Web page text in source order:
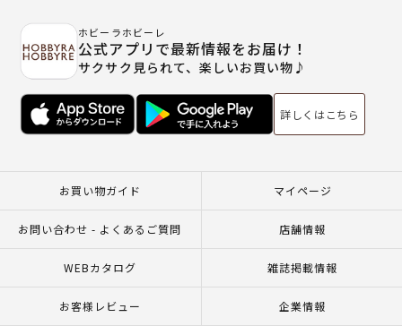
ホビーラホビーレ
公式アプリで最新情報をお届け！
サクサク見られて、楽しいお買い物♪
詳しくはこちら
お買い物ガイド マイページ
お問い合わせ - よくあるご質問 店舗情報
WEBカタログ 雑誌掲載情報
お客様レビュー 企業情報